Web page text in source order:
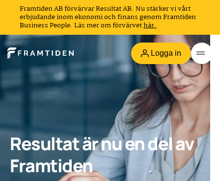
Framtiden AB förvärvar Resultat AB. Nu stärker vi vårt
erbjudande inom ekonomi och finans genom Framtiden
Business People. Läs mer om förvärvethär.
Logga in
Resultat är nu en del av
Framtiden